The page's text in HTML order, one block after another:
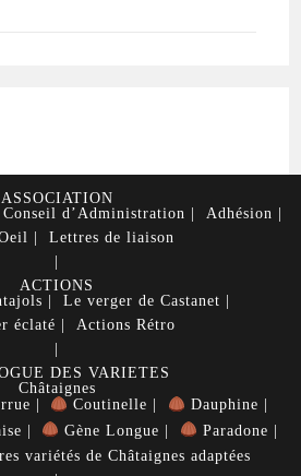
ASSOCIATION
Conseil d’Administration
Adhésion
Lettres de liaison
ACTIONS
Le verger de Castanet
éclaté
Actions Rétro
DES VARIETES
Châtaignes
Coutinelle
Dauphine
Gène Longue
Paradone
variétés de Châtaignes adaptées